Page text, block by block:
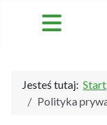
Jesteś tutaj: Start
Polityka